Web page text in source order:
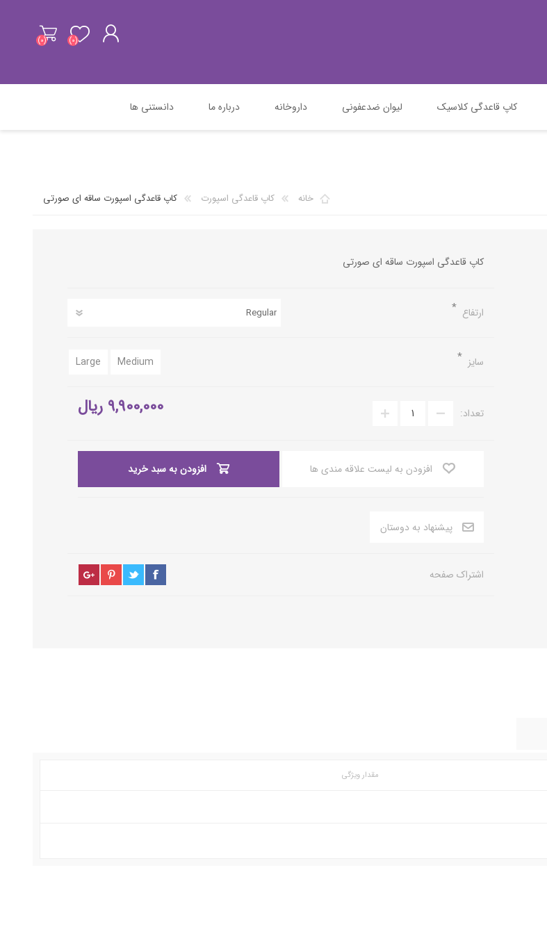
ورود به سیستم
(0)
(0)
کاپ قاعدگی کلاسیک لیوان ضدعفونی داروخانه درباره ما دانستنی ها
خانه کاپ قاعدگی اسپورت کاپ قاعدگی اسپورت ساقه ای صورتی
کاپ قاعدگی اسپورت ساقه ای صورتی
ارتفاع *
سایز *
Medium
Large
9,900,000 ریال تعداد:
افزودن به لیست علاقه مندی ها افزودن به سبد خرید
اشتراک صفحه
مقدار ویژگی